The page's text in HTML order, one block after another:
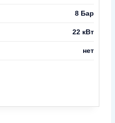
8 Бар
22 кВт
нет